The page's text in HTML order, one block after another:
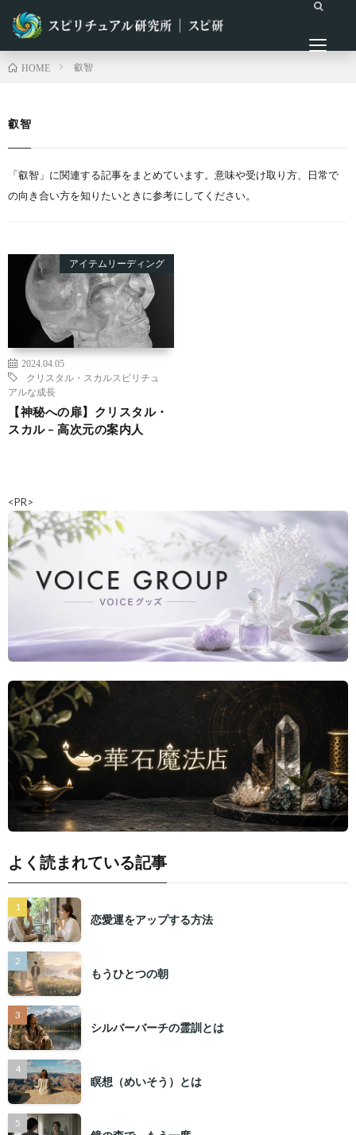
HOME 叡智
叡智
「叡智」に関連する記事をまとめています。意味や受け取り方、日常で
の向き合い方を知りたいときに参考にしてください。
アイテムリーディング
2024.04.05
クリスタル・スカルスピリチュ
アルな成長
【神秘への扉】クリスタル・
スカル – 高次元の案内人
<PR>
よく読まれている記事
恋愛運をアップする方法
もうひとつの朝
シルバーバーチの霊訓とは
瞑想（めいそう）とは